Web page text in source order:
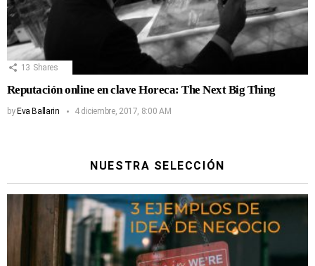
13 Shares
Reputación online en clave Horeca: The Next Big Thing
byEva Ballarin 4 diciembre, 2017, 8:00 AM
NUESTRA SELECCIÓN